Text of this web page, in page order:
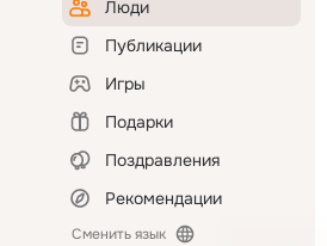
Люди
Публикации
Игры
Подарки
Поздравления
Рекомендации
Сменить язык